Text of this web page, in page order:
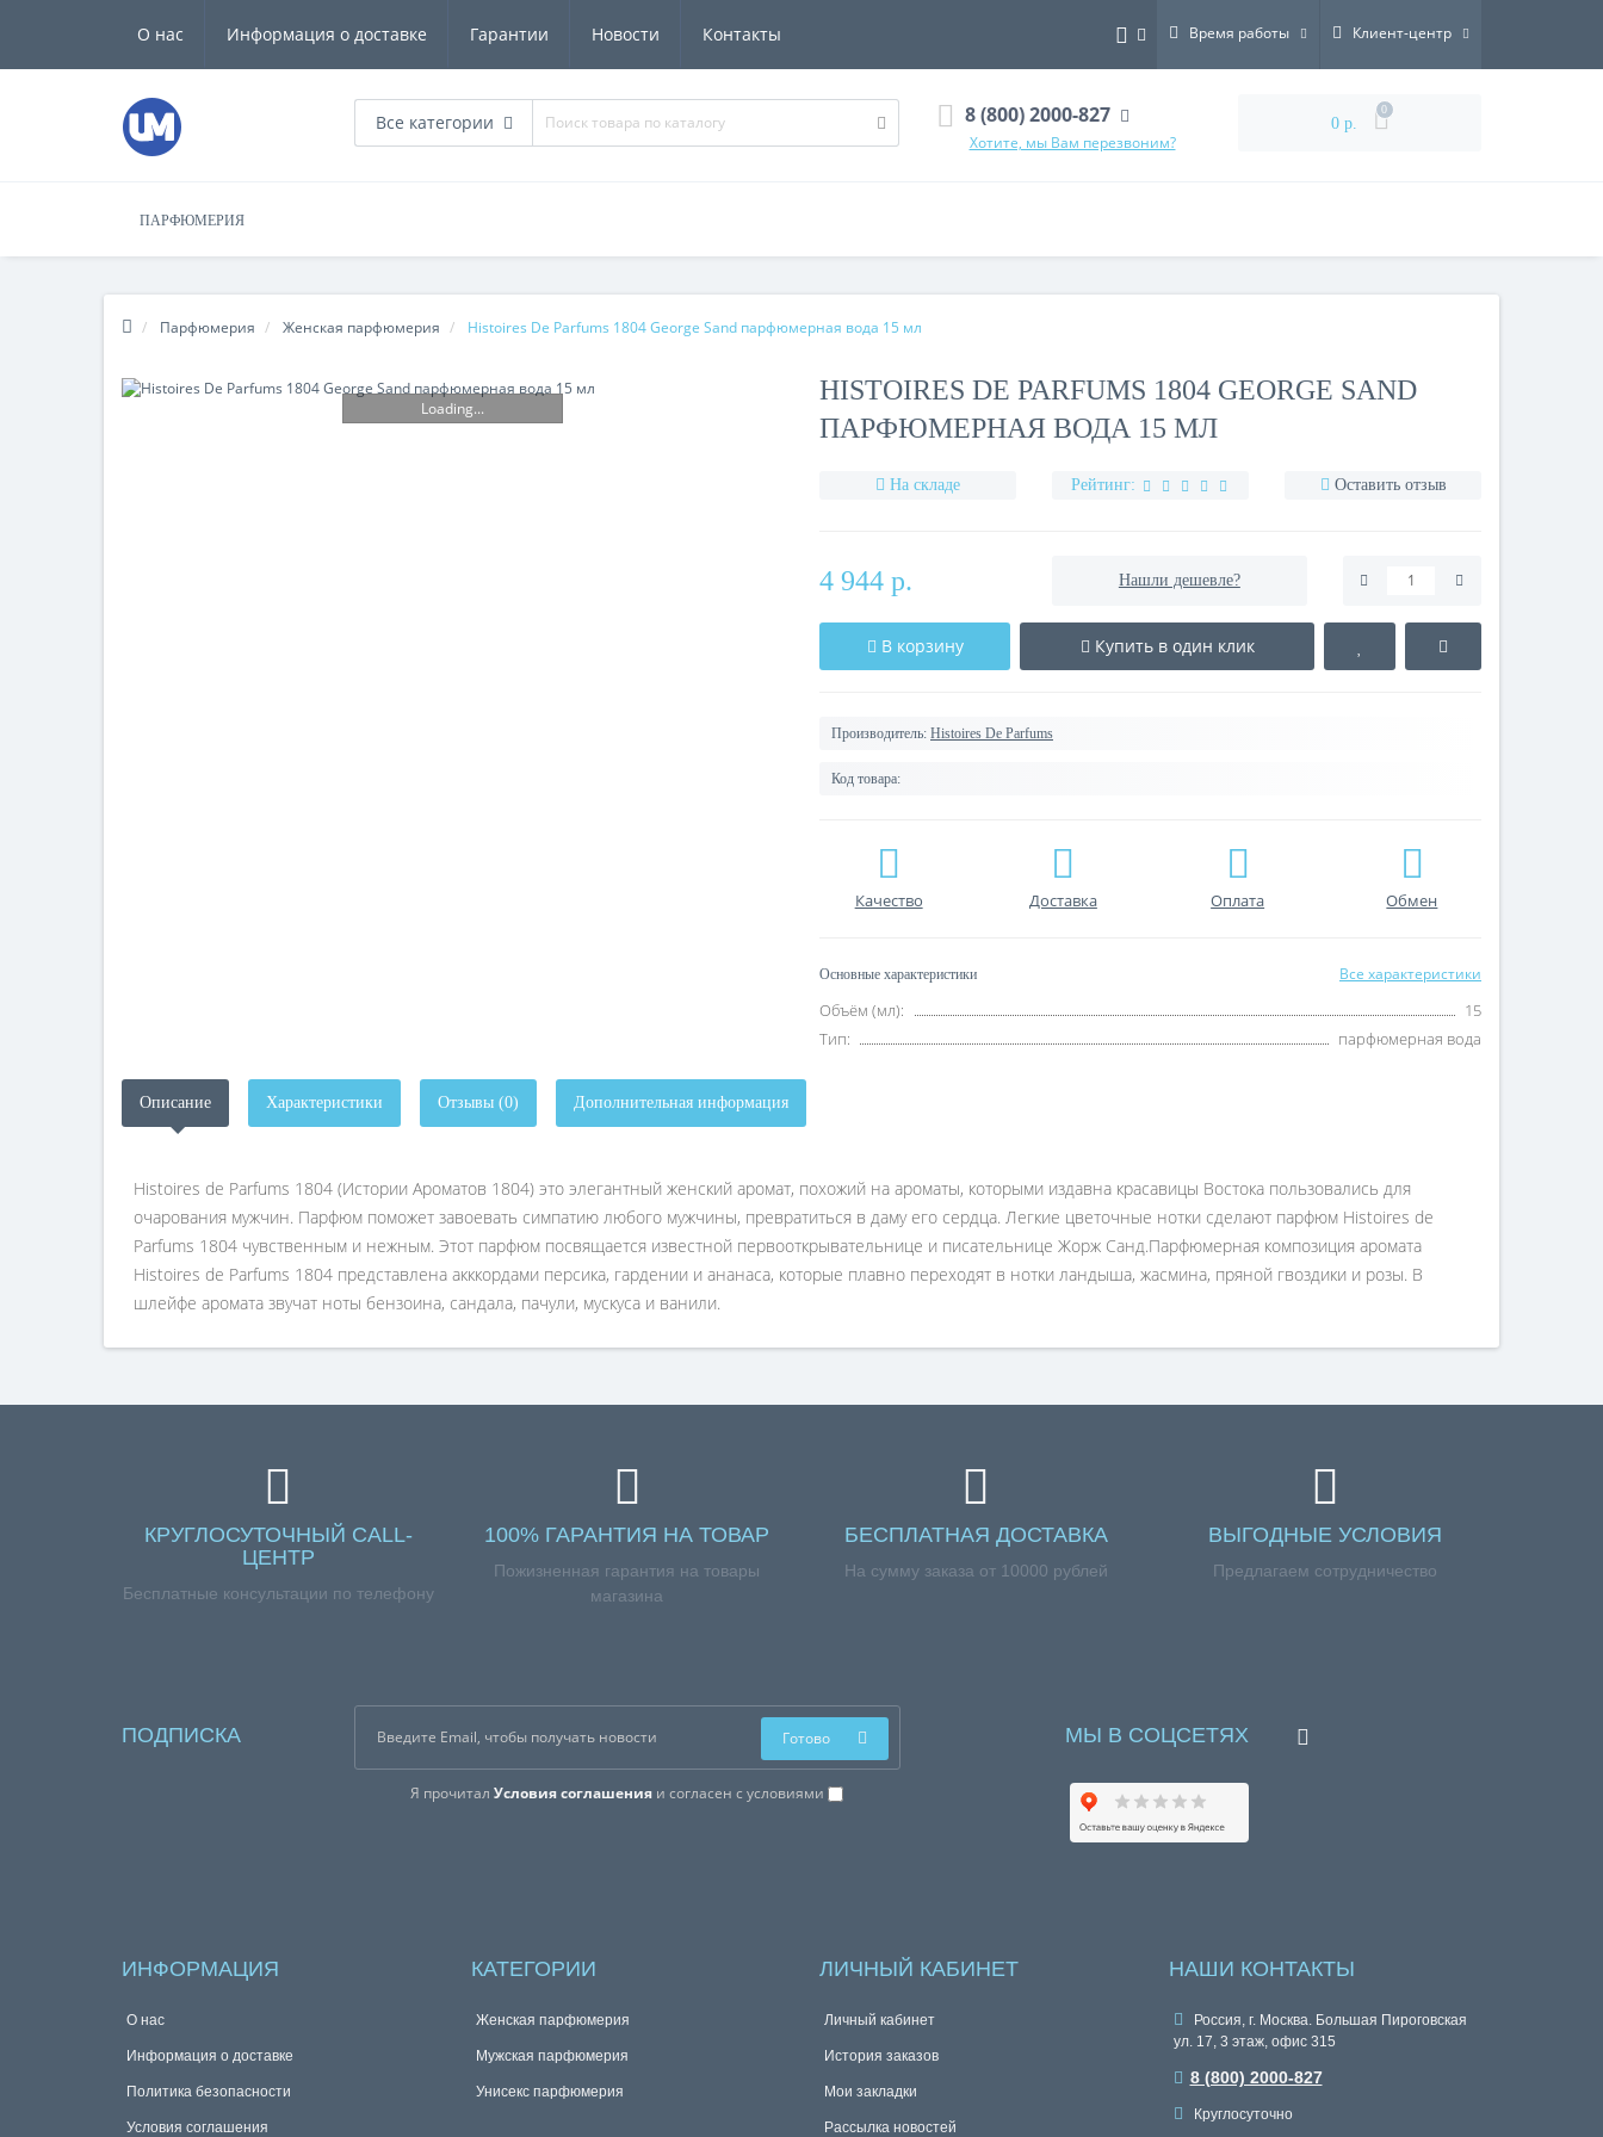
О нас Информация о доставке Гарантии Новости Контакты Время работы Клиент-центр
Все категории 8 (800) 2000-827
Хотите, мы Вам перезвоним?
0 р.
0
ПАРФЮМЕРИЯ
Парфюмерия Женская парфюмерия Histoires De Parfums 1804 George Sand парфюмерная вода 15 мл
Loading...
HISTOIRES DE PARFUMS 1804 GEORGE SAND
ПАРФЮМЕРНАЯ ВОДА 15 МЛ
На складе Рейтинг: Оставить отзыв
4 944 р. Нашли дешевле?
В корзину Купить в один клик
Производитель: Histoires De Parfums
Код товара:
Качество Доставка Оплата Обмен
Основные характеристики Все характеристики
Объём (мл):
15
Тип:
парфюмерная вода
Описание Характеристики Отзывы (0) Дополнительная информация
Histoires de Parfums 1804 (Истории Ароматов 1804) это элегантный женский аромат, похожий на ароматы, которыми издавна красавицы Востока пользовались для
очарования мужчин. Парфюм поможет завоевать симпатию любого мужчины, превратиться в даму его сердца. Легкие цветочные нотки сделают парфюм Histoires de
Parfums 1804 чувственным и нежным. Этот парфюм посвящается известной первооткрывательнице и писательнице Жорж Санд.Парфюмерная композиция аромата
Histoires de Parfums 1804 представлена акккордами персика, гардении и ананаса, которые плавно переходят в нотки ландыша, жасмина, пряной гвоздики и розы. В
шлейфе аромата звучат ноты бензоина, сандала, пачули, мускуса и ванили.
КРУГЛОСУТОЧНЫЙ CALL-
ЦЕНТР
Бесплатные консультации по телефону
100% ГАРАНТИЯ НА ТОВАР
Пожизненная гарантия на товары
магазина
БЕСПЛАТНАЯ ДОСТАВКА
На сумму заказа от 10000 рублей
ВЫГОДНЫЕ УСЛОВИЯ
Предлагаем сотрудничество
ПОДПИСКА
Я прочиталУсловия соглашения и согласен с условиями
Готово МЫ В СОЦСЕТЯХ
ИНФОРМАЦИЯ
О нас
Информация о доставке
Политика безопасности
Условия соглашения
КАТЕГОРИИ
Женская парфюмерия
Мужская парфюмерия
Унисекс парфюмерия
ЛИЧНЫЙ КАБИНЕТ
Личный кабинет
История заказов
Мои закладки
Рассылка новостей
НАШИ КОНТАКТЫ
Россия, г. Москва. Большая Пироговская
ул. 17, 3 этаж, офис 315
8 (800) 2000-827
Круглосуточно